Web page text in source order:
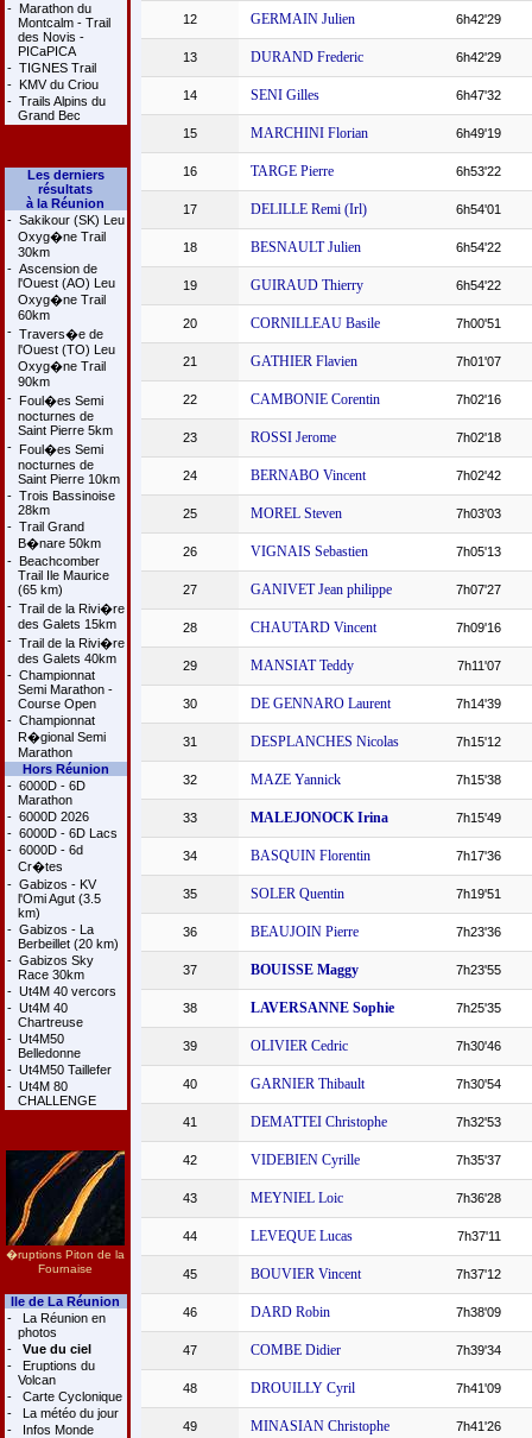
- Marathon du
Montcalm - Trail
des Novis -
PICaPICA
- TIGNES Trail
- KMV du Criou
- Trails Alpins du
Grand Bec
Les derniers
résultats
à la Réunion
- Sakikour (SK) Leu
Oxyg�ne Trail
30km
- Ascension de
l'Ouest (AO) Leu
Oxyg�ne Trail
60km
- Travers�e de
l'Ouest (TO) Leu
Oxyg�ne Trail
90km
- Foul�es Semi
nocturnes de
Saint Pierre 5km
- Foul�es Semi
nocturnes de
Saint Pierre 10km
- Trois Bassinoise
28km
- Trail Grand
B�nare 50km
- Beachcomber
Trail Ile Maurice
(65 km)
- Trail de la Rivi�re
des Galets 15km
- Trail de la Rivi�re
des Galets 40km
- Championnat
Semi Marathon -
Course Open
- Championnat
R�gional Semi
Marathon
Hors Réunion
- 6000D - 6D
Marathon
- 6000D 2026
- 6000D - 6D Lacs
- 6000D - 6d
Cr�tes
- Gabizos - KV
l'Omi Agut (3.5
km)
- Gabizos - La
Berbeillet (20 km)
- Gabizos Sky
Race 30km
- Ut4M 40 vercors
- Ut4M 40
Chartreuse
- Ut4M50
Belledonne
- Ut4M50 Taillefer
- Ut4M 80
CHALLENGE
�ruptions Piton de la
Fournaise
Ile de La Réunion
-
La Réunion en
photos
-
Vue du ciel
-
Eruptions du
Volcan
-
Carte Cyclonique
-
La météo du jour
-
Infos Monde
12 GERMAIN Julien 6h42'29
13 DURAND Frederic 6h42'29
14 SENI Gilles 6h47'32
15 MARCHINI Florian 6h49'19
16 TARGE Pierre 6h53'22
17 DELILLE Remi (Irl) 6h54'01
18 BESNAULT Julien 6h54'22
19 GUIRAUD Thierry 6h54'22
20 CORNILLEAU Basile 7h00'51
21 GATHIER Flavien 7h01'07
22 CAMBONIE Corentin 7h02'16
23 ROSSI Jerome 7h02'18
24 BERNABO Vincent 7h02'42
25 MOREL Steven 7h03'03
26 VIGNAIS Sebastien 7h05'13
27 GANIVET Jean philippe 7h07'27
28 CHAUTARD Vincent 7h09'16
29 MANSIAT Teddy 7h11'07
30 DE GENNARO Laurent 7h14'39
31 DESPLANCHES Nicolas 7h15'12
32 MAZE Yannick 7h15'38
33 MALEJONOCK Irina 7h15'49
34 BASQUIN Florentin 7h17'36
35 SOLER Quentin 7h19'51
36 BEAUJOIN Pierre 7h23'36
37 BOUISSE Maggy 7h23'55
38 LAVERSANNE Sophie 7h25'35
39 OLIVIER Cedric 7h30'46
40 GARNIER Thibault 7h30'54
41 DEMATTEI Christophe 7h32'53
42 VIDEBIEN Cyrille 7h35'37
43 MEYNIEL Loic 7h36'28
44 LEVEQUE Lucas 7h37'11
45 BOUVIER Vincent 7h37'12
46 DARD Robin 7h38'09
47 COMBE Didier 7h39'34
48 DROUILLY Cyril 7h41'09
49 MINASIAN Christophe 7h41'26